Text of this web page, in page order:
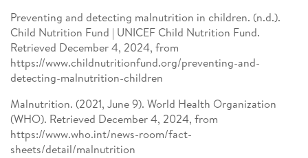
Preventing and detecting malnutrition in children. (n.d.).
Child Nutrition Fund | UNICEF Child Nutrition Fund.
Retrieved December 4, 2024, from
https://www.childnutritionfund.org/preventing-and-
detecting-malnutrition-children
Malnutrition. (2021, June 9). World Health Organization
(WHO). Retrieved December 4, 2024, from
https://www.who.int/news-room/fact-
sheets/detail/malnutrition